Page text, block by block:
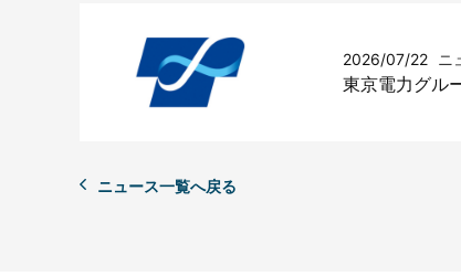
2026/07/22 ニ
東京電力グル
ニュース一覧へ戻る